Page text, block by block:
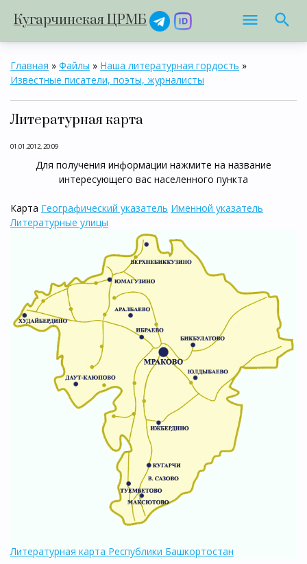
Кугарчинская ЦРМБ
Главная » Файлы » Наша литературная гордость »
Известные писатели, поэты, журналисты
Литературная карта
01.01.2012, 20:09
Для получения информации нажмите на название
интересующего вас населенного пункта
Карта Географический указатель Именной указатель
Литературные улицы
Литературная карта Республики Башкортостан